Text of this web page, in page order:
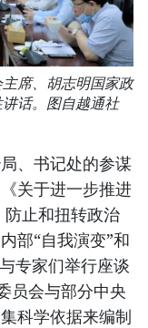
席、胡志明国家政
话。图自越通社
、书记处的参谋
关于进一步推进
止和扭转政治
部“自我演变”和
专家们举行座谈
员会与部分中央
科学依据来编制